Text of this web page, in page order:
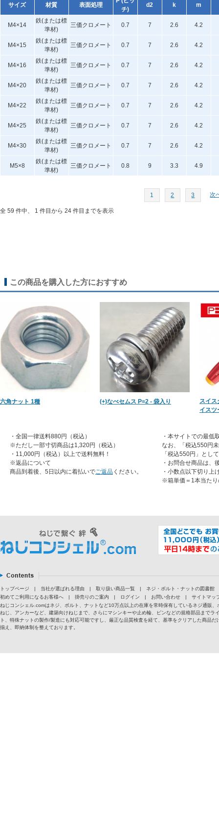
サイズ 材質 表面処理
チ)
d2 k m
M4×14
鉄(または標
準材)
三価クロメート 0.7 7 2.6 4.2
M4×15
鉄(または標
準材)
三価クロメート 0.7 7 2.6 4.2
M4×16
鉄(または標
準材)
三価クロメート 0.7 7 2.6 4.2
M4×20
鉄(または標
準材)
三価クロメート 0.7 7 2.6 4.2
M4×22
鉄(または標
準材)
三価クロメート 0.7 7 2.6 4.2
M4×25
鉄(または標
準材)
三価クロメート 0.7 7 2.6 4.2
M4×30
鉄(または標
準材)
三価クロメート 0.7 7 2.6 4.2
M5×8
鉄(または標
準材)
三価クロメート 0.8 9 3.3 4.9
1 2 3 次
全 59 件中、 1 件目から 24 件目までを表示
この商品を購入した方におすすめ
六角ナット 1種 (+)なべセムス P=2 - 袋入り
スイス
イスツ
・全国一律送料880円（税込）
※ただし一部寸切商品は1,320円（税込）
・11,000円（税込）以上で送料無料！
※返品について
商品到着後、5日以内に着払いでご返品 ください。
・本サイトでの最低
なお、「税込550円
「税込550円」とし
・お問合せ商品は、
・小数点以下切り上
※箱単価＝1本当たり
トップページ | 当社が選ばれる理由 | 取り扱い商品一覧 |
ネジ・ボルト・ナットの図書館
初めてご利用になるお客様へ
| 掛売りのご案内 | ログイン | お問い合わせ |
サイトマッ
ねじコンシェル.comはネジ、ボルト、ナットなど10万点以上の在庫を常時保有しているネジ通販
ねじ、アンカーなど、建築向けねじまで、さらにマシンキーや止め輪、ピンなどの規格部品まで
ト、特殊ナットの製作/製造にも対応可能ですし、厳正な品質検査を経て、基準をクリアした商品
揃え、即納体制を整えております。